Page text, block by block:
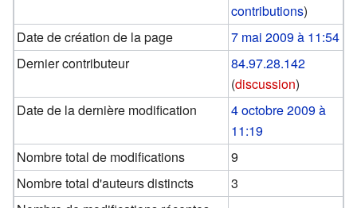
contributions)
Date de création de la page
7 mai 2009 à 11:54
Dernier contributeur
84.97.28.142
(discussion)
Date de la dernière modification
4 octobre 2009 à
11:19
Nombre total de modifications
9
Nombre total d'auteurs distincts
3